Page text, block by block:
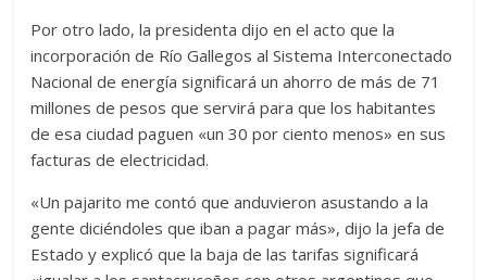
Por otro lado, la presidenta dijo en el acto que la
incorporación de Río Gallegos al Sistema Interconectado
Nacional de energía significará un ahorro de más de 71
millones de pesos que servirá para que los habitantes
de esa ciudad paguen «un 30 por ciento menos» en sus
facturas de electricidad.
«Un pajarito me contó que anduvieron asustando a la
gente diciéndoles que iban a pagar más», dijo la jefa de
Estado y explicó que la baja de las tarifas significará